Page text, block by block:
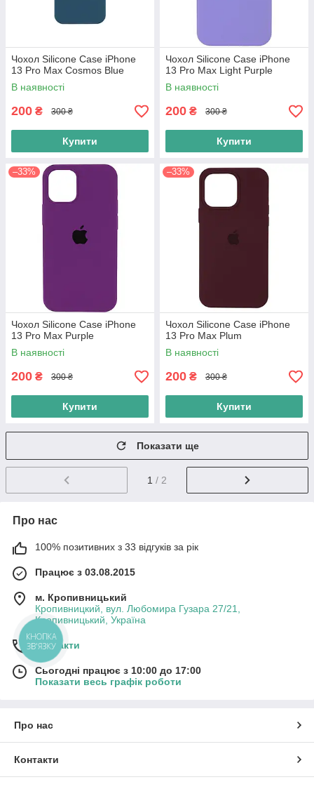
Чохол Silicone Case iPhone
13 Pro Max Cosmos Blue
В наявності
200 ₴ 300 ₴
Купити
Чохол Silicone Case iPhone
13 Pro Max Light Purple
В наявності
200 ₴ 300 ₴
Купити
–33%
Чохол Silicone Case iPhone
13 Pro Max Purple
В наявності
200 ₴ 300 ₴
Купити
–33%
Чохол Silicone Case iPhone
13 Pro Max Plum
В наявності
200 ₴ 300 ₴
Купити
Показати ще
1 / 2
Про нас
100% позитивних з 33 відгуків за рік
Працює з 03.08.2015
м. Кропивницький
Кропивницкий, вул. Любомира Гузара 27/21,
Кропивницький, Україна
Контакти
Сьогодні працює з 10:00 до 17:00
Показати весь графік роботи
Про нас
Контакти
КНОПКА
ЗВ'ЯЗКУ